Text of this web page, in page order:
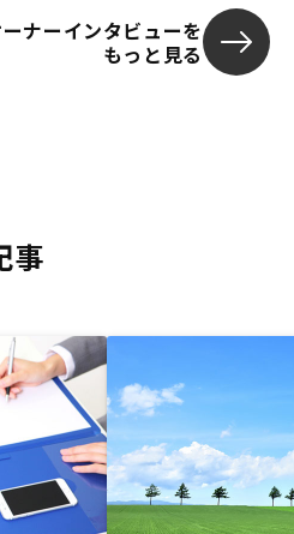
ナーインタビューを
もっと見る
事